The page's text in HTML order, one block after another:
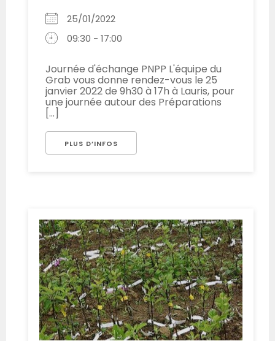
25/01/2022
09:30 - 17:00
Journée d'échange PNPP L'équipe du
Grab vous donne rendez-vous le 25
janvier 2022 de 9h30 à 17h à Lauris, pour
une journée autour des Préparations
[...]
PLUS D’INFOS